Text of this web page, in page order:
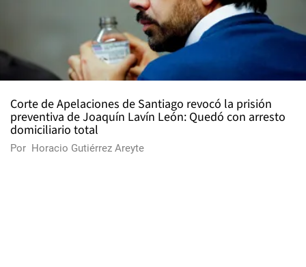
Corte de Apelaciones de Santiago revocó la prisión
preventiva de Joaquín Lavín León: Quedó con arresto
domiciliario total
Por Horacio Gutiérrez Areyte